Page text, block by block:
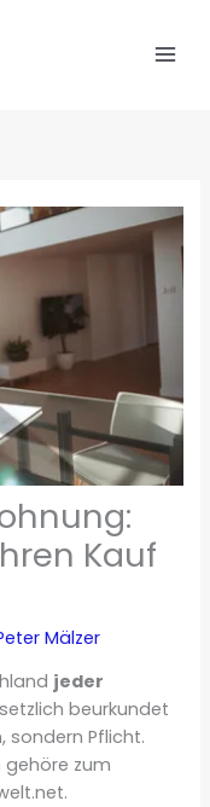
Kauf
Mälzer
jeder
beurkundet
sondern Pflicht.
gehöre zum